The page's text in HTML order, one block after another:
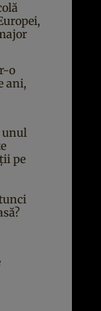
o
ani,
unul
pe